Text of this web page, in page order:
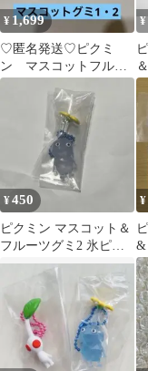
¥ 1,699
♡匿名発送♡ピクミ
ン マスコットフルー
ツグミ1・2 キーホルダ
ー 4個まとめ売り
¥
ー
¥450
ピクミン マスコット＆
フルーツグミ2 氷ピク
ミン ストラップ キーホ
¥
&